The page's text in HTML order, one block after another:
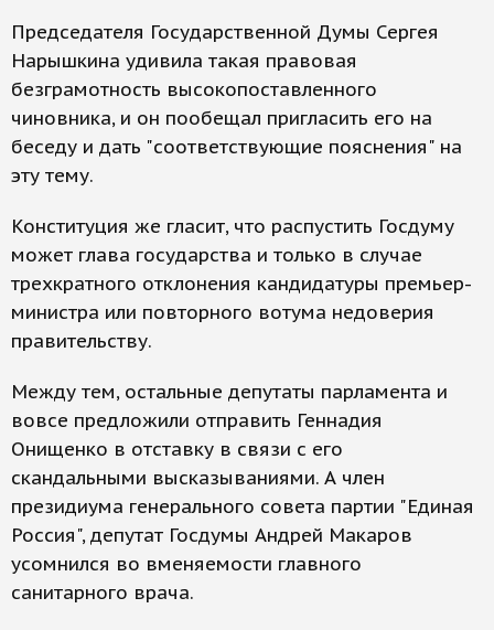
Председателя Государственной Думы Сергея
Нарышкина удивила такая правовая
безграмотность высокопоставленного
чиновника, и он пообещал пригласить его на
беседу и дать "соответствующие пояснения" на
эту тему.
Конституция же гласит, что распустить Госдуму
может глава государства и только в случае
трехкратного отклонения кандидатуры премьер-
министра или повторного вотума недоверия
правительству.
Между тем, остальные депутаты парламента и
вовсе предложили отправить Геннадия
Онищенко в отставку в связи с его
скандальными высказываниями. А член
президиума генерального совета партии "Единая
Россия", депутат Госдумы Андрей Макаров
усомнился во вменяемости главного
санитарного врача.